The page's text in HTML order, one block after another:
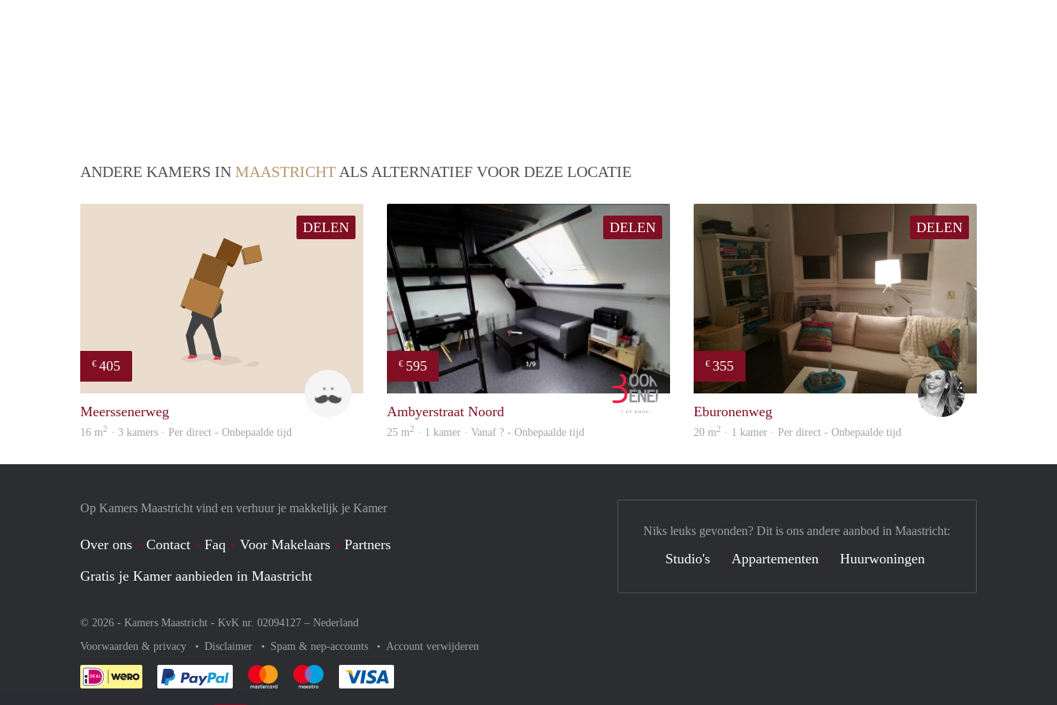
ANDERE KAMERS IN MAASTRICHT ALS ALTERNATIEF VOOR DEZE LOCATIE
DELEN
€ 405
Meerssenerweg
16 m2 · 3 kamers · Per direct - Onbepaalde tijd
DELEN
€ 595
Booking Benefits
Ambyerstraat Noord
25 m2 · 1 kamer · Vanaf ? - Onbepaalde tijd
DELEN
€ 355
Eburonenweg
20 m2 · 1 kamer · Per direct - Onbepaalde tijd
Op Kamers Maastricht vind en verhuur je makkelijk je Kamer
Over ons Contact Faq Voor Makelaars
Partners
Gratis je Kamer aanbieden in Maastricht
© 2026 - Kamers Maastricht - KvK nr. 02094127 – Nederland
Voorwaarden & privacy
Disclaimer Spam & nep-accounts Account verwijderen
Je rekent gemakkelijk af met Paypal
Je rekent gemakkelijk af met Mastercard
Je rekent gemakkelijk af met Meastro
Niks leuks gevonden? Dit is ons andere aanbod in Maastricht:
Studio's Appartementen Huurwoningen